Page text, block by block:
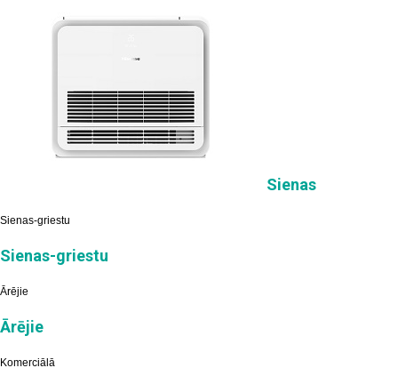
Sienas
Sienas-griestu
Sienas-griestu
Ārējie
Ārējie
Komerciālā